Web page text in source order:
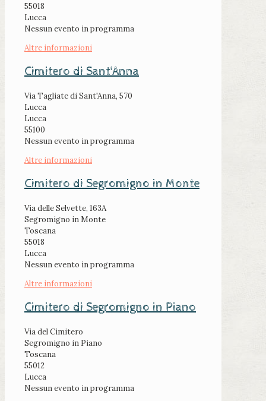
55018
Lucca
Nessun evento in programma
Altre informazioni
Cimitero di Sant'Anna
Via Tagliate di Sant'Anna, 570
Lucca
Lucca
55100
Nessun evento in programma
Altre informazioni
Cimitero di Segromigno in Monte
Via delle Selvette, 163A
Segromigno in Monte
Toscana
55018
Lucca
Nessun evento in programma
Altre informazioni
Cimitero di Segromigno in Piano
Via del Cimitero
Segromigno in Piano
Toscana
55012
Lucca
Nessun evento in programma